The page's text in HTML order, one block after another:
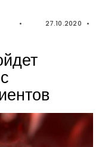
• 27.10.2020
•